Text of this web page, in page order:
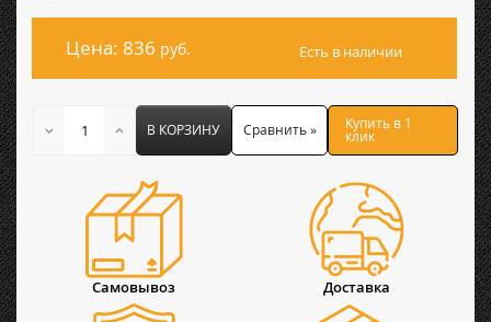
Цена: 836 руб. Есть в наличии
В КОРЗИНУ Сравнить » Купить в 1
клик
Самовывоз Доставка